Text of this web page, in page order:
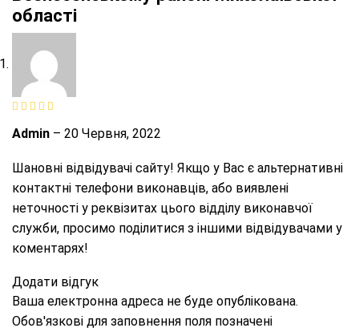
області
Admin – 20 Червня, 2022
Шановні відвідувачі сайту! Якщо у Вас є альтернативні
контактні телефони виконавців, або виявлені
неточності у реквізитах цього відділу виконавчої
служби, просимо поділитися з іншими відвідувачами у
коментарях!
Додати відгук
Ваша електронна адреса не буде опублікована.
Обов'язкові для заповнення поля позначені